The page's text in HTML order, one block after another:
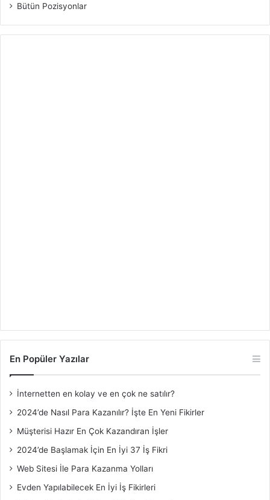
Bütün Pozisyonlar
En Popüler Yazılar
İnternetten en kolay ve en çok ne satılır?
2024’de Nasıl Para Kazanılır? İşte En Yeni Fikirler
Müşterisi Hazır En Çok Kazandıran İşler
2024’de Başlamak İçin En İyi 37 İş Fikri
Web Sitesi İle Para Kazanma Yolları
Evden Yapılabilecek En İyi İş Fikirleri